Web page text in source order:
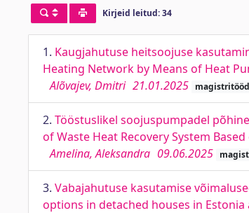
Kirjeid leitud: 34
1. Kaugjahutuse heitsoojuse
Heating Network by Means of Heat
Alõvajev, Dmitri 21.01.2025 magistritööd
2. Tööstuslikel soojuspumpadel
of Waste Heat Recovery System
Amelina, Aleksandra 09.06.2025
3. Vabajahutuse kasutamise
options in detached houses in